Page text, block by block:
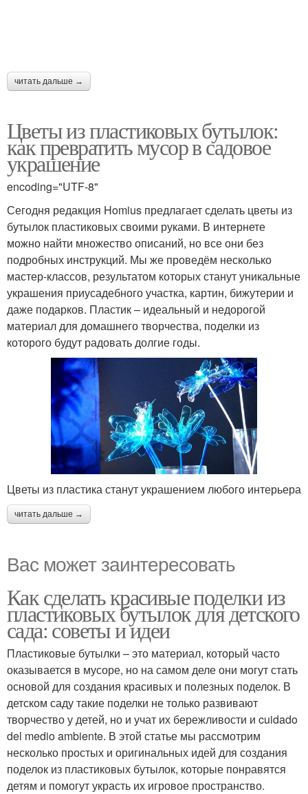
читать дальше →
Цветы из пластиковых бутылок:
как превратить мусор в садовое
украшение
encoding="UTF-8"
Сегодня редакция Homius предлагает сделать цветы из
бутылок пластиковых своими руками. В интернете
можно найти множество описаний, но все они без
подробных инструкций. Мы же проведём несколько
мастер-классов, результатом которых станут уникальные
украшения приусадебного участка, картин, бижутерии и
даже подарков. Пластик – идеальный и недорогой
материал для домашнего творчества, поделки из
которого будут радовать долгие годы.
Цветы из пластика станут украшением любого интерьера
читать дальше →
Вас может заинтересовать
Как сделать красивые поделки из
пластиковых бутылок для детского
сада: советы и идеи
Пластиковые бутылки – это материал, который часто
оказывается в мусоре, но на самом деле они могут стать
основой для создания красивых и полезных поделок. В
детском саду такие поделки не только развивают
творчество у детей, но и учат их бережливости и cuidado
del medio ambiente. В этой статье мы рассмотрим
несколько простых и оригинальных идей для создания
поделок из пластиковых бутылок, которые понравятся
детям и помогут украсть их игровое пространство.